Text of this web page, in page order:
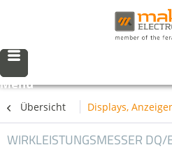
Menü
Übersicht Displays,
WIRKLEISTUNGSMESSER